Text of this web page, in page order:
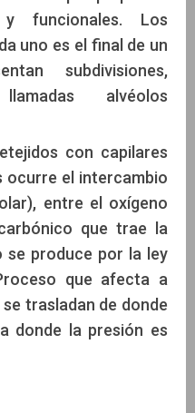
y funcionales. Los
uno es el final de un
subdivisiones,
alvéolos
con capilares
ocurre el intercambio
entre el oxígeno
que trae la
se produce por la ley
que afecta a
trasladan de donde
donde la presión es